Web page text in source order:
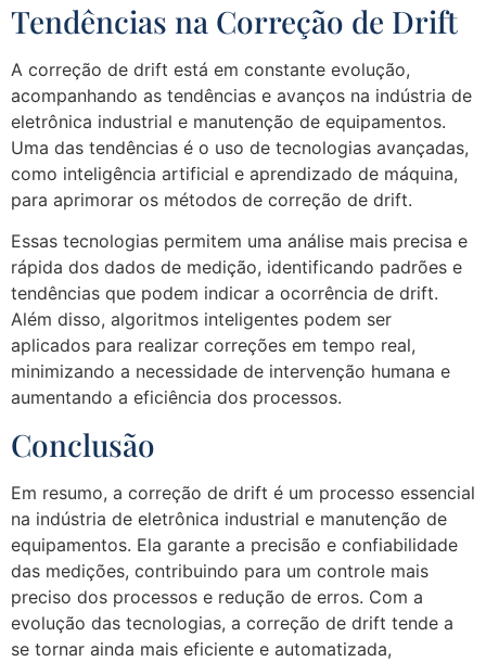
Tendências na Correção de Drift
A correção de drift está em constante evolução,
acompanhando as tendências e avanços na indústria de
eletrônica industrial e manutenção de equipamentos.
Uma das tendências é o uso de tecnologias avançadas,
como inteligência artificial e aprendizado de máquina,
para aprimorar os métodos de correção de drift.
Essas tecnologias permitem uma análise mais precisa e
rápida dos dados de medição, identificando padrões e
tendências que podem indicar a ocorrência de drift.
Além disso, algoritmos inteligentes podem ser
aplicados para realizar correções em tempo real,
minimizando a necessidade de intervenção humana e
aumentando a eficiência dos processos.
Conclusão
Em resumo, a correção de drift é um processo essencial
na indústria de eletrônica industrial e manutenção de
equipamentos. Ela garante a precisão e confiabilidade
das medições, contribuindo para um controle mais
preciso dos processos e redução de erros. Com a
evolução das tecnologias, a correção de drift tende a
se tornar ainda mais eficiente e automatizada,